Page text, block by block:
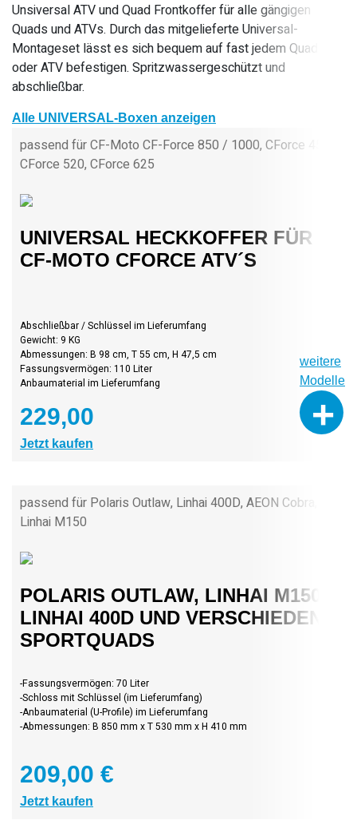
Unsiversal ATV und Quad Frontkoffer für alle gängigen
Quads und ATVs. Durch das mitgelieferte Universal-
Montageset lässt es sich bequem auf fast jedem Quad
oder ATV befestigen. Spritzwassergeschützt und
abschließbar.
Alle UNIVERSAL-Boxen anzeigen
passend für CF-Moto CF-Force 850 / 1000, CForce 450,
CForce 520, CForce 625
UNIVERSAL HECKKOFFER FÜR
CF-MOTO CFORCE ATV´S
Abschließbar / Schlüssel im Lieferumfang
Gewicht: 9 KG
Abmessungen: B 98 cm, T 55 cm, H 47,5 cm
Fassungsvermögen: 110 Liter
Anbaumaterial im Lieferumfang
229,00
Jetzt kaufen
passend für Polaris Outlaw, Linhai 400D, AEON Cobra,
Linhai M150
POLARIS OUTLAW, LINHAI M150,
LINHAI 400D UND VERSCHIEDENE
SPORTQUADS
-Fassungsvermögen: 70 Liter
-Schloss mit Schlüssel (im Lieferumfang)
-Anbaumaterial (U-Profile) im Lieferumfang
-Abmessungen: B 850 mm x T 530 mm x H 410 mm
209,00 €
Jetzt kaufen
weitere
Modelle
+